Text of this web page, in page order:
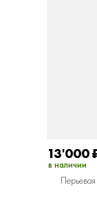
13'000
в наличии